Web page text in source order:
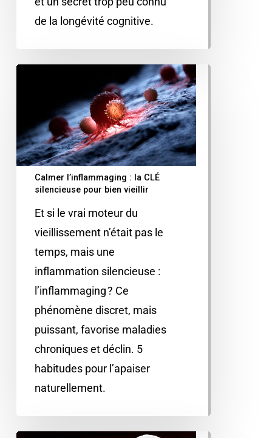
de la longévité cognitive.
Calmer l’inflammaging : la CLÉ
silencieuse pour bien vieillir
Et si le vrai moteur du
vieillissement n’était pas le
temps, mais une
inflammation silencieuse :
l’inflammaging ? Ce
phénomène discret, mais
puissant, favorise maladies
chroniques et déclin. 5
habitudes pour l’apaiser
naturellement.